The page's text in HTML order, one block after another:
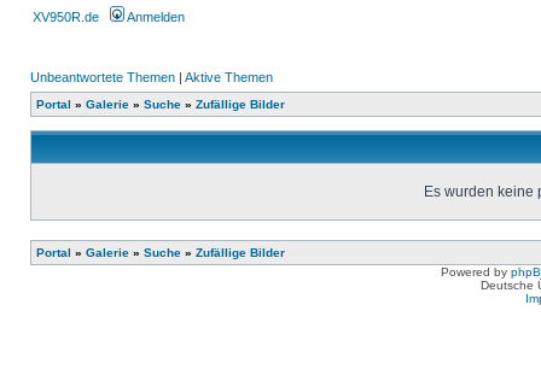
XV950R.de Anmelden
Unbeantwortete Themen | Aktive Themen
Portal » Galerie » Suche » Zufällige Bilder
Es wurden keine
Portal » Galerie » Suche » Zufällige Bilder
Powered by
Deutsche